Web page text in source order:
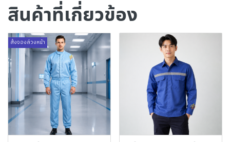
สินค้าที่เกี่ยวข้อง
สั่งจองล่วงหน้า